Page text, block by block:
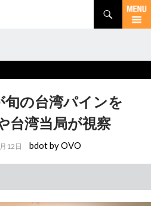
旬の台湾パインを
台湾当局が視察
12日 bdot by OVO